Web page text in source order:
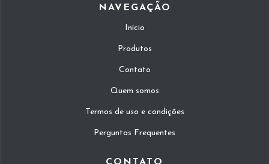
NAVEGAÇÃO
Início
Produtos
Contato
Quem somos
Termos de uso e condições
Perguntas Frequentes